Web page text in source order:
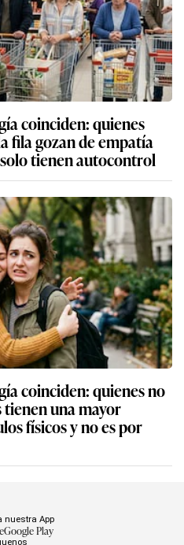
coinciden: quienes
fila gozan de empatía
tienen autocontrol
coinciden: quienes no
una mayor
físicos y no es por
nuestra App
Google Play